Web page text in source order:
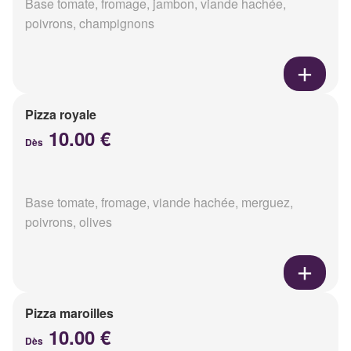
poivrons, champignons
Pizza royale
Dès 10.00 €
Base tomate, fromage, viande hachée, merguez,
poivrons, olives
Pizza maroilles
Dès 10.00 €